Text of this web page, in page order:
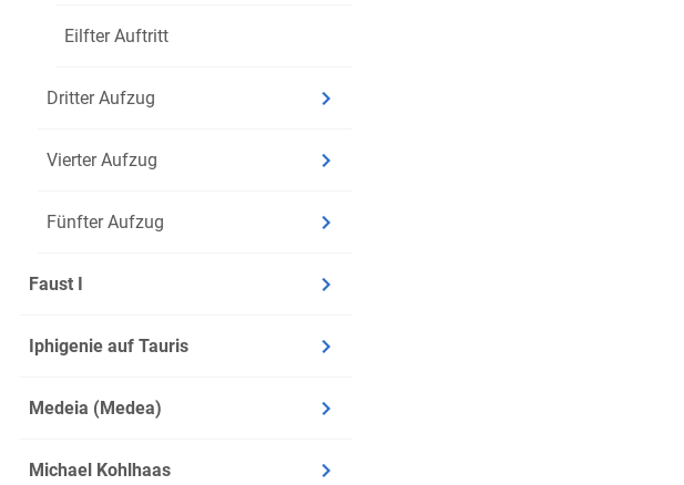
Eilfter Auftritt
Dritter Aufzug
Vierter Aufzug
Fünfter Aufzug
Faust I
Iphigenie auf Tauris
Medeia (Medea)
Michael Kohlhaas